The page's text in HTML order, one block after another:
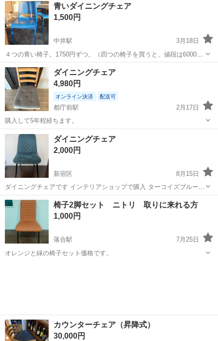
状態】とくに目立った傷はありません。 ...
青いダイニングチェア
1,500円
中井駅
3月18日
４つの青い椅子。1750円ずつ。（四つの椅子を買うと、値段は6000円
になります。食卓と一緒に購入していただく場合は、8000円になりま
す。）ＩＫＥＡの値段は5000円ずつです。
東京 新宿区 中井駅
ダイニングチェア
4,980円
オンライン決済 配送可
都庁前駅
2月17日
購入して5年程経ちます。
東京 新宿区 都庁前駅
ダイニングチェア
2,000円
新宿区
8月15日
ダイニングチェアです インテリアショップで購入 ターコイズブルー
サイズ:幅38x奥行き40x高さ70cm 2脚あります 保存状態 5年前購入。
布ほつれなどなし。少し座面に傷みあり。 17、18、19日の間での引き
取り...
東京 新宿区 椅子 ダイニング
椅子2脚セット ニトリ 取りに来れる方
1,000円
落合駅
7月25日
オレンジと緑の椅子セット価格です。
カウンターチェア（昇降式）
30,000円